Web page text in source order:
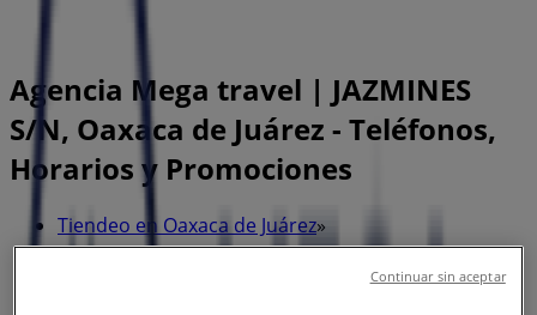
Agencia Mega travel | JAZMINES
S/N, Oaxaca de Juárez - Teléfonos,
Horarios y Promociones
Tiendeo en Oaxaca de Juárez»
Ofertas de Viajes y Entretenimiento en Oaxaca de
Continuar sin aceptar